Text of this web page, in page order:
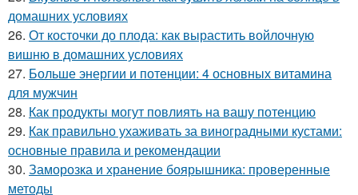
домашних условиях
26. От косточки до плода: как вырастить войлочную
вишню в домашних условиях
27. Больше энергии и потенции: 4 основных витамина
для мужчин
28. Как продукты могут повлиять на вашу потенцию
29. Как правильно ухаживать за виноградными кустами:
основные правила и рекомендации
30. Заморозка и хранение боярышника: проверенные
методы